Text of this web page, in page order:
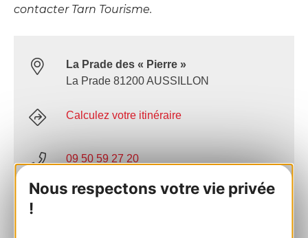
Nous respectons votre vie privée
!
contacter Tarn Tourisme.
La Prade des « Pierre »
La Prade 81200 AUSSILLON
Calculez votre itinéraire
09 50 59 27 20